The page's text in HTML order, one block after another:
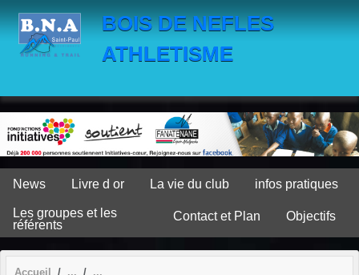
BOIS DE NEFLES
ATHLETISME
News Livre d or La vie du club infos pratiques
Les groupes et les
référents
Contact et Plan Objectifs
Accueil